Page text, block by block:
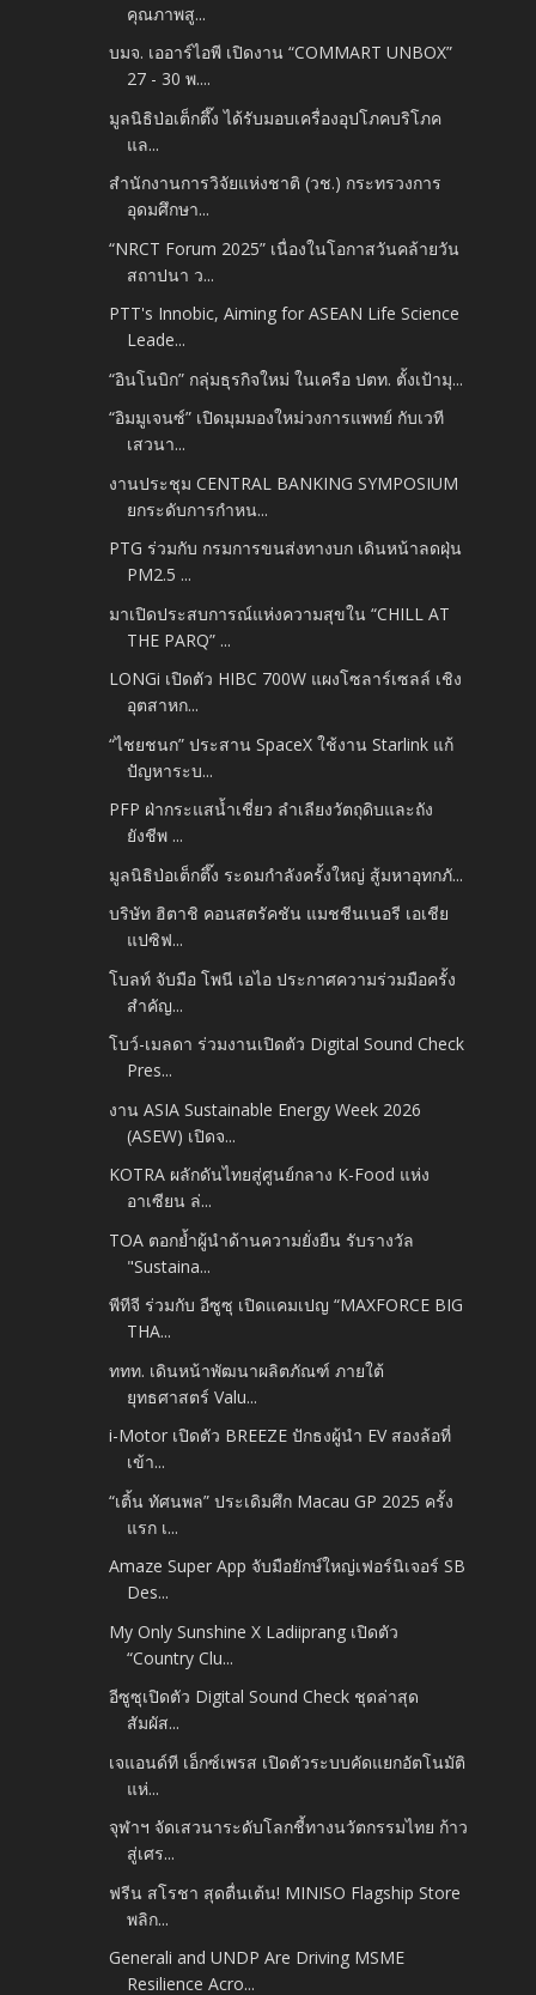
คุณภาพสู...
บมจ. เออาร์ไอพี เปิดงาน “COMMART UNBOX”
27 - 30 พ....
มูลนิธิป่อเต็กตึ๊ง ได้รับมอบเครื่องอุปโภคบริโภค
แล...
สำนักงานการวิจัยแห่งชาติ (วช.) กระทรวงการ
อุดมศึกษา...
“NRCT Forum 2025” เนื่องในโอกาสวันคล้ายวัน
สถาปนา ว...
PTT's Innobic, Aiming for ASEAN Life Science
Leade...
“อินโนบิก” กลุ่มธุรกิจใหม่ ในเครือ ปตท. ตั้งเป้ามุ...
“อิมมูเจนซ์” เปิดมุมมองใหม่วงการแพทย์ กับเวที
เสวนา...
งานประชุม CENTRAL BANKING SYMPOSIUM
ยกระดับการกำหน...
PTG ร่วมกับ กรมการขนส่งทางบก เดินหน้าลดฝุ่น
PM2.5 ...
มาเปิดประสบการณ์แห่งความสุขใน “CHILL AT
THE PARQ” ...
LONGi เปิดตัว HIBC 700W แผงโซลาร์เซลล์ เชิง
อุตสาหก...
“ไชยชนก” ประสาน SpaceX ใช้งาน Starlink แก้
ปัญหาระบ...
PFP ฝ่ากระแสน้ำเชี่ยว ลำเลียงวัตถุดิบและถัง
ยังชีพ ...
มูลนิธิป่อเต็กตึ๊ง ระดมกำลังครั้งใหญ่ สู้มหาอุทกภั...
บริษัท ฮิตาชิ คอนสตรัคชัน แมชชีนเนอรี เอเชีย
แปซิฟ...
โบลท์ จับมือ โพนี เอไอ ประกาศความร่วมมือครั้ง
สำคัญ...
โบว์-เมลดา ร่วมงานเปิดตัว Digital Sound Check
Pres...
งาน ASIA Sustainable Energy Week 2026
(ASEW) เปิดจ...
KOTRA ผลักดันไทยสู่ศูนย์กลาง K-Food แห่ง
อาเซียน ล่...
TOA ตอกย้ำผู้นำด้านความยั่งยืน รับรางวัล
"Sustaina...
พีทีจี ร่วมกับ อีซูซุ เปิดแคมเปญ “MAXFORCE BIG
THA...
ททท. เดินหน้าพัฒนาผลิตภัณฑ์ ภายใต้
ยุทธศาสตร์ Valu...
i-Motor เปิดตัว BREEZE ปักธงผู้นำ EV สองล้อที่
เข้า...
“เติ้น ทัศนพล” ประเดิมศึก Macau GP 2025 ครั้ง
แรก เ...
Amaze Super App จับมือยักษ์ใหญ่เฟอร์นิเจอร์ SB
Des...
My Only Sunshine X Ladiiprang เปิดตัว
“Country Clu...
อีซูซุเปิดตัว Digital Sound Check ชุดล่าสุด
สัมผัส...
เจแอนด์ที เอ็กซ์เพรส เปิดตัวระบบคัดแยกอัตโนมัติ
แห่...
จุฬาฯ จัดเสวนาระดับโลกชี้ทางนวัตกรรมไทย ก้าว
สู่เศร...
ฟรีน สโรชา สุดตื่นเต้น! MINISO Flagship Store
พลิก...
Generali and UNDP Are Driving MSME
Resilience Acro...